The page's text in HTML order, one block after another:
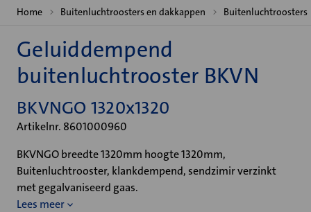
Home Buitenluchtroosters en dakkappen Buitenluchtroosters
Geluiddempend
buitenluchtrooster BKVN
BKVNGO 1320x1320
Artikelnr. 8601000960
BKVNGO breedte 1320mm hoogte 1320mm,
Buitenluchtrooster, klankdempend, sendzimir verzinkt
met gegalvaniseerd gaas.
Lees meer